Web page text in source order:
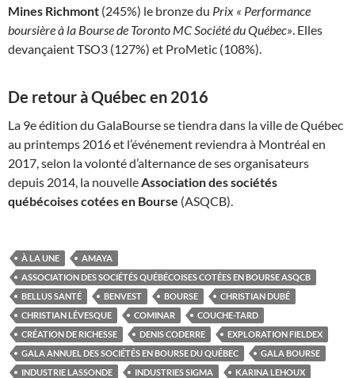
Mines Richmont (245%) le bronze du Prix « Performance
boursière à la Bourse de Toronto MC Société du Québec». Elles
devançaient TSO3 (127%) et ProMetic (108%).
De retour à Québec en 2016
La 9e édition du GalaBourse se tiendra dans la ville de Québec
au printemps 2016 et l’événement reviendra à Montréal en
2017, selon la volonté d’alternance de ses organisateurs
depuis 2014, la nouvelleAssociation des sociétés
québécoises cotées en Bourse (ASQCB).
À LA UNE
AMAYA
ASSOCIATION DES SOCIÉTÉS QUÉBÉCOISES COTÉES EN BOURSE ASQCB
BELLUS SANTÉ
BENVEST BOURSE
CHRISTIAN DUBÉ
CHRISTIAN LÉVESQUE
COMINAR
COUCHE-TARD
CRÉATION DE RICHESSE
DENIS CODERRE
EXPLORATION FIELDEX
GALA ANNUEL DES SOCIÉTÉS EN BOURSE DU QUÉBEC
GALA BOURSE
INDUSTRIE LASSONDE
INDUSTRIES SIGMA
KARINA LEHOUX